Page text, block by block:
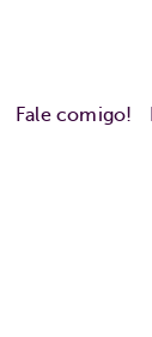
Fale comigo!